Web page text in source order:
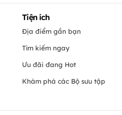
Tiện ích
Địa điểm gần bạn
Tìm kiếm ngay
Ưu đãi đang Hot
Khám phá các Bộ sưu tập